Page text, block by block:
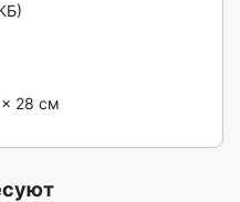
28 см